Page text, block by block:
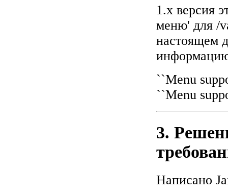
1.x версия
меню' для /
настоящем
``Menu
``Menu
3.
Написано